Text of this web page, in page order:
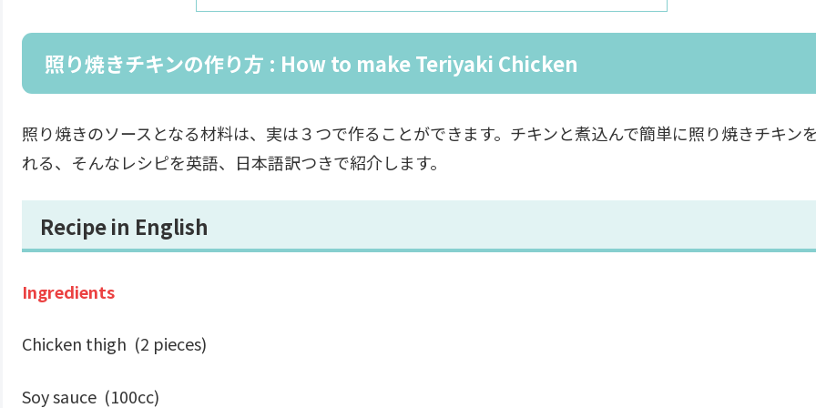
照り焼きチキンの作り方 : How to make Teriyaki Chicken
照り焼きのソースとなる材料は、実は３つで作ることができます。チキンと煮込んで簡単に照り焼きチキン
れる、そんなレシピを英語、日本語訳つきで紹介します。
Recipe in English
Ingredients
Chicken thigh (2 pieces)
Soy sauce (100cc)